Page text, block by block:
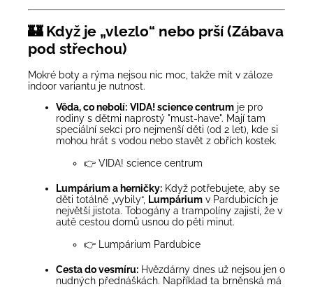
🏰 Když je „vlezlo“ nebo prší (Zábava
pod střechou)
Mokré boty a rýma nejsou nic moc, takže mít v záloze
indoor variantu je nutnost.
Věda, co nebolí: VIDA! science centrum je pro
rodiny s dětmi naprostý "must-have". Mají tam
speciální sekci pro nejmenší děti (od 2 let), kde si
mohou hrát s vodou nebo stavět z obřích kostek.
👉 VIDA! science centrum
Lumpárium a herničky: Když potřebujete, aby se
děti totálně „vybily“, Lumpárium v Pardubicích je
největší jistota. Tobogány a trampolíny zajistí, že v
autě cestou domů usnou do pěti minut.
👉 Lumpárium Pardubice
Cesta do vesmíru: Hvězdárny dnes už nejsou jen o
nudných přednáškách. Například ta brněnská má